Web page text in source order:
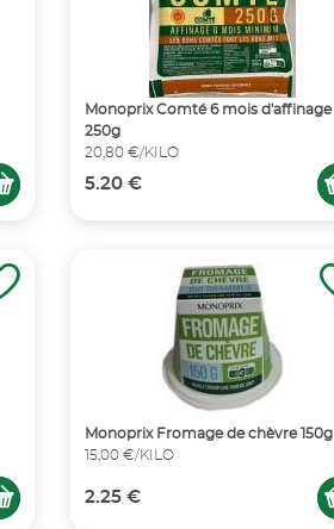
Monoprix Comté 6 mois d'affinage
250g
20,80 €/KILO
5.20 €
Monoprix Fromage de chèvre 150g
15,00 €/KILO
2.25 €